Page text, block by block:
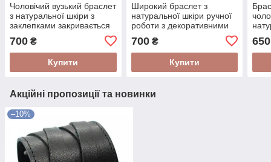
Чоловічий вузький браслет
з натуральної шкіри з
заклепками закривається
700 ₴
Купити
Широкий браслет з
натуральної шкіри ручної
роботи з декоративними
металевими заклепками
700₴
Купити
650
Акційні пропозиції та новинки
–10%